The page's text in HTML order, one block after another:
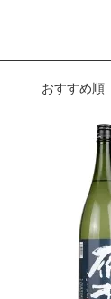
おすすめ順